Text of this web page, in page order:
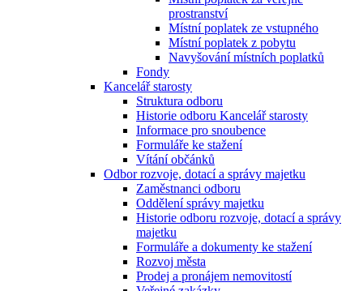
prostranství
Místní poplatek ze vstupného
Místní poplatek z pobytu
Navyšování místních poplatků
Fondy
Kancelář starosty
Struktura odboru
Historie odboru Kancelář starosty
Informace pro snoubence
Formuláře ke stažení
Vítání občánků
Odbor rozvoje, dotací a správy majetku
Zaměstnanci odboru
Oddělení správy majetku
Historie odboru rozvoje, dotací a správy
majetku
Formuláře a dokumenty ke stažení
Rozvoj města
Prodej a pronájem nemovitostí